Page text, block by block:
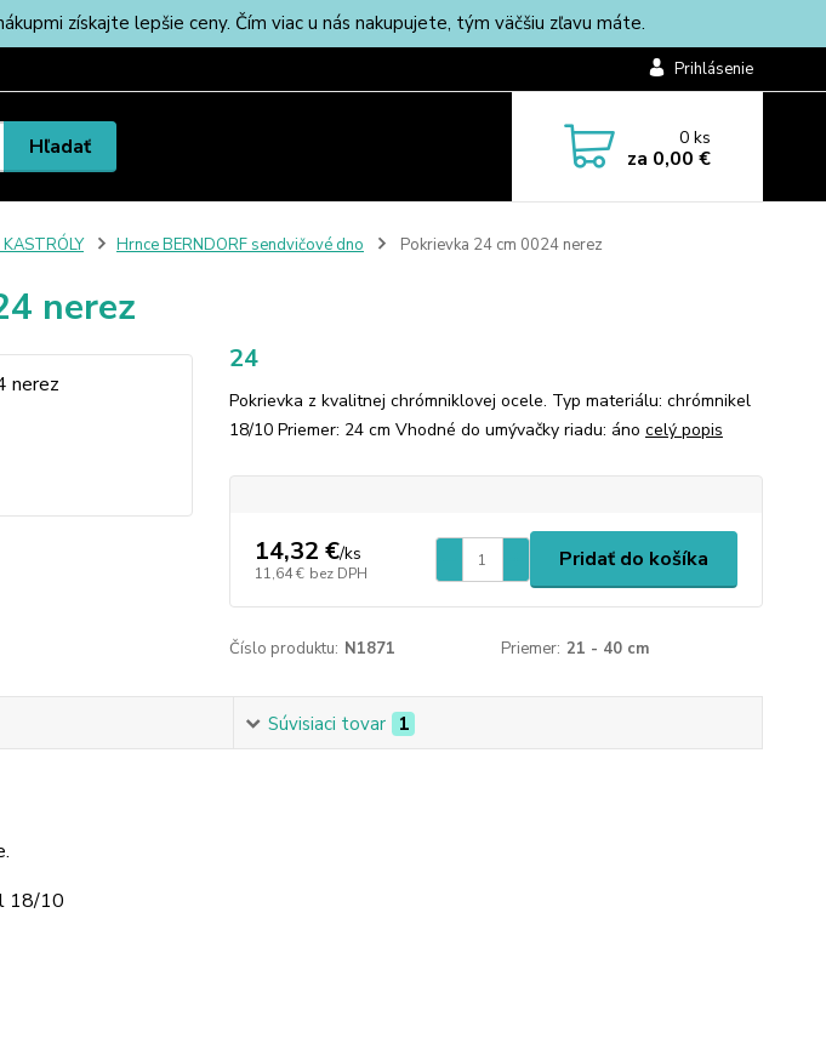
získajte lepšie ceny. Čím viac u nás nakupujete, tým väčšiu zľavu máte.
Prihlásenie
Hľadať 0ks
za 0,00 €
Hrnce BERNDORF sendvičové dno Pokrievka 24 cm 0024 nerez
nerez
24
Pokrievka z kvalitnej chrómniklovej ocele. Typ materiálu: chrómnikel
18/10 Priemer: 24 cm Vhodné do umývačky riadu: áno celý popis
14,32 €/ks
11,64 € bez DPH
Pridať do košíka
Číslo produktu: N1871 Priemer: 21 - 40 cm
Súvisiaci tovar 1
18/10